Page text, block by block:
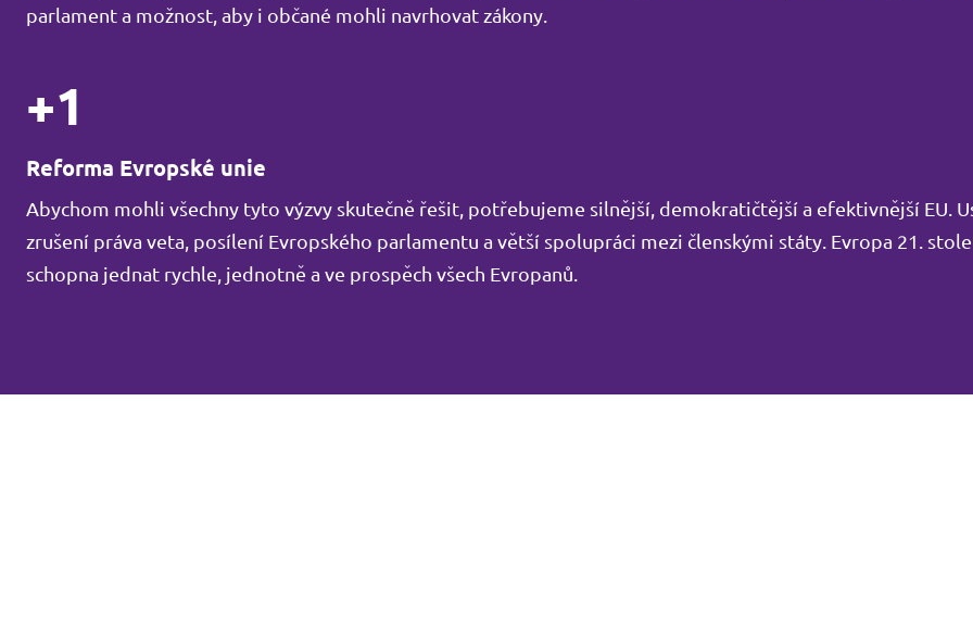
parlament a možnost, aby i občané mohli navrhovat zákony.
+1
Reforma Evropské unie
Abychom mohli všechny tyto výzvy skutečně řešit, potřebujeme silnější, demokratičtější a efektivnější EU.
zrušení práva veta, posílení Evropského parlamentu a větší spolupráci mezi členskými státy. Evropa 21.
schopna jednat rychle, jednotně a ve prospěch všech Evropanů.